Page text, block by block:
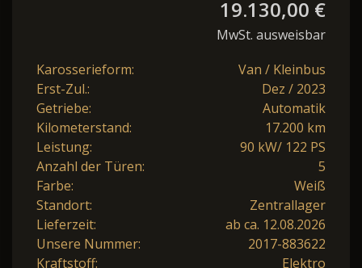
19.130,00 €
MwSt. ausweisbar
Karosserieform:
Van / Kleinbus
Erst-Zul.:
Dez / 2023
Getriebe:
Automatik
Kilometerstand:
17.200 km
Leistung:
90 kW/ 122 PS
Anzahl der Türen:
5
Farbe:
Weiß
Standort:
Zentrallager
Lieferzeit:
ab ca. 12.08.2026
Unsere Nummer:
2017-883622
Kraftstoff:
Elektro